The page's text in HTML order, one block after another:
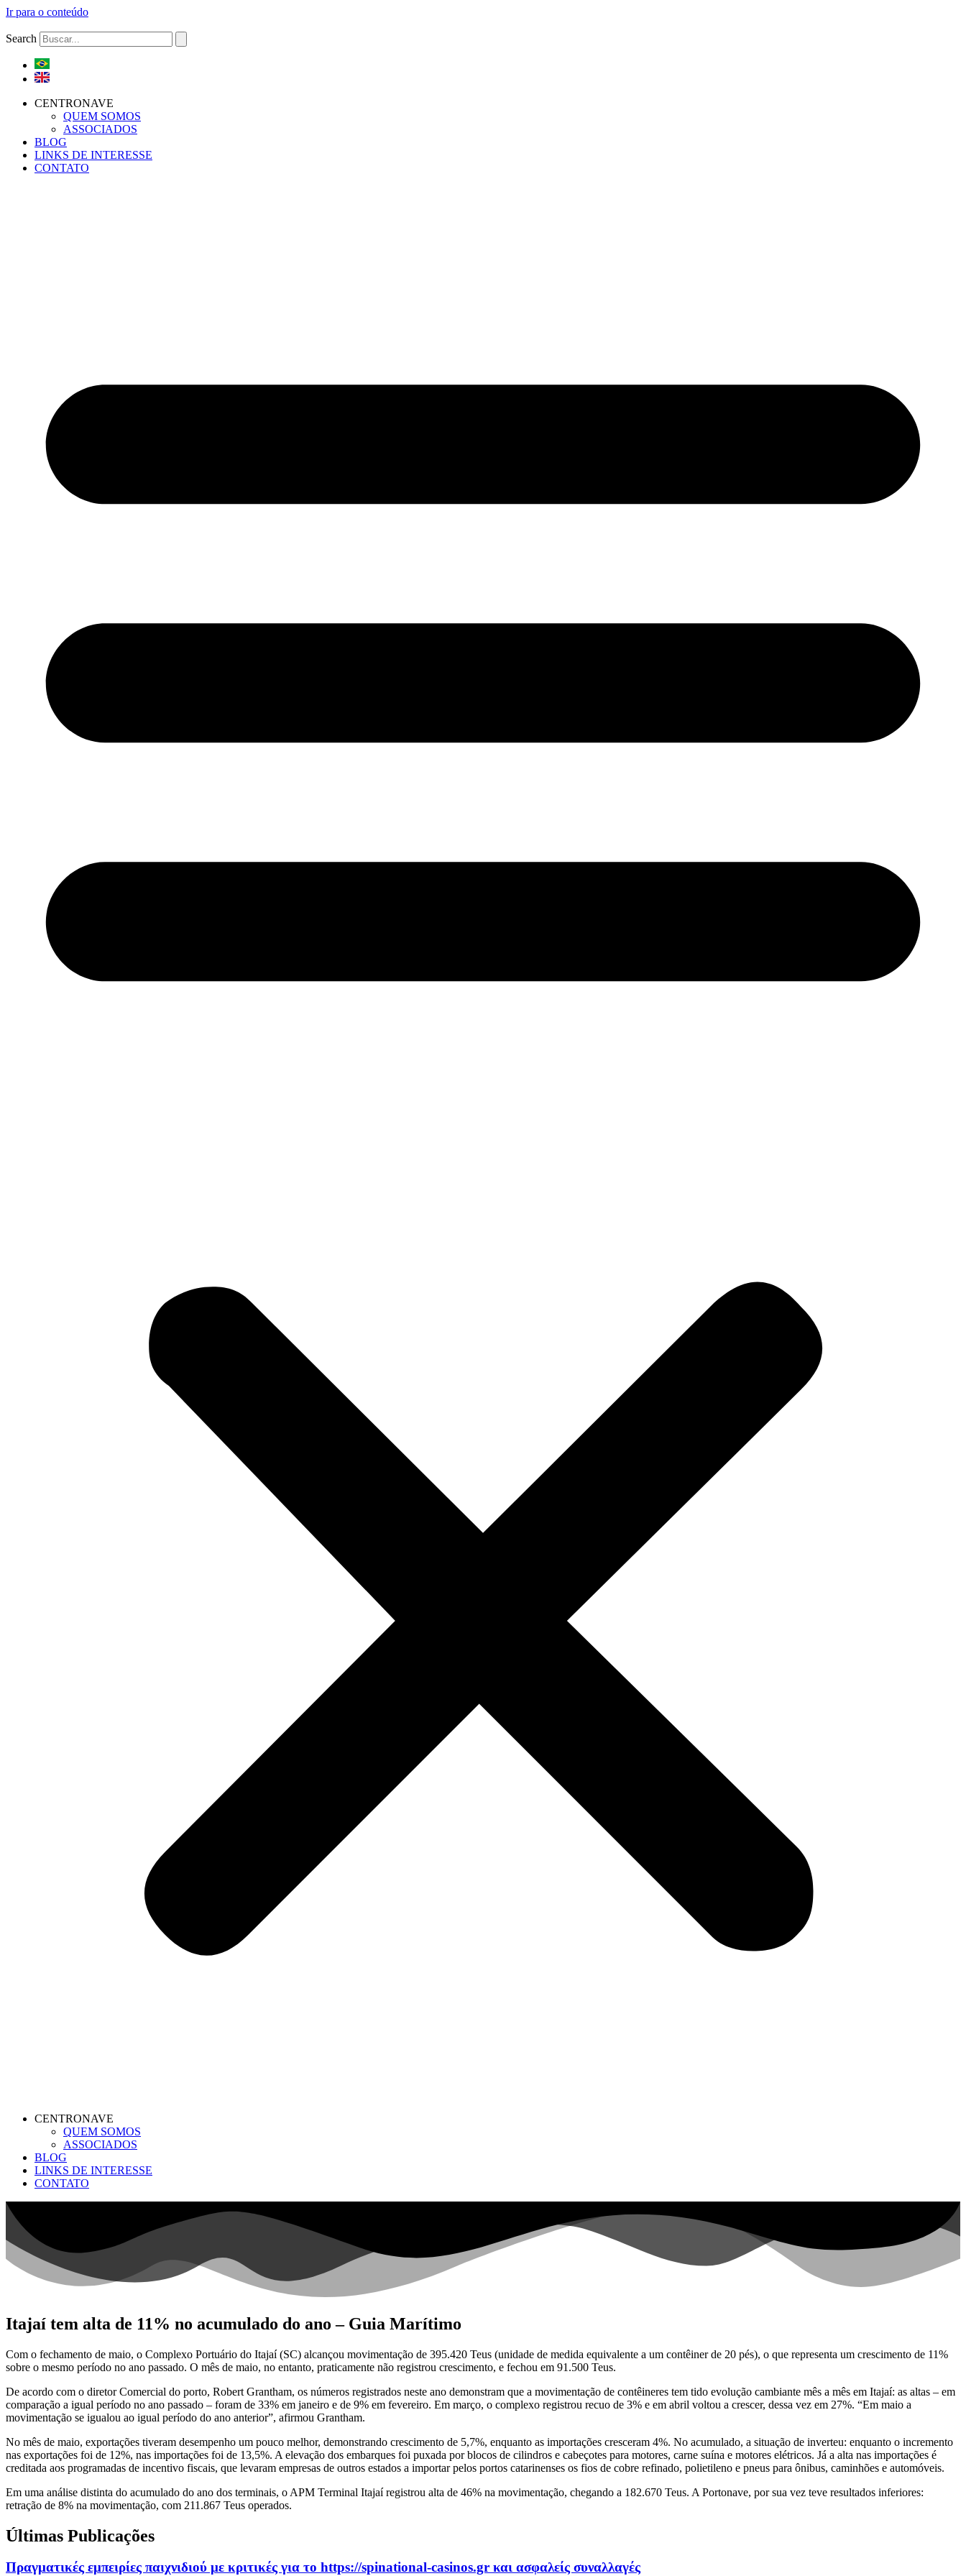
Ir para o conteúdo
Search
CENTRONAVE
QUEM SOMOS
ASSOCIADOS
BLOG
LINKS DE INTERESSE
CONTATO
CENTRONAVE
QUEM SOMOS
ASSOCIADOS
BLOG
LINKS DE INTERESSE
CONTATO
Itajaí tem alta de 11% no acumulado do ano – Guia Marítimo
Com o fechamento de maio, o Complexo Portuário do Itajaí (SC) alcançou movimentação de 395.420 Teus (unidade de medida equivalente a um contêiner de 20 pés), o que representa um crescimento de 11%
sobre o mesmo período no ano passado. O mês de maio, no entanto, praticamente não registrou crescimento, e fechou em 91.500 Teus.
De acordo com o diretor Comercial do porto, Robert Grantham, os números registrados neste ano demonstram que a movimentação de contêineres tem tido evolução cambiante mês a mês em Itajaí: as altas – em
comparação a igual período no ano passado – foram de 33% em janeiro e de 9% em fevereiro. Em março, o complexo registrou recuo de 3% e em abril voltou a crescer, dessa vez em 27%. “Em maio a
movimentação se igualou ao igual período do ano anterior”, afirmou Grantham.
No mês de maio, exportações tiveram desempenho um pouco melhor, demonstrando crescimento de 5,7%, enquanto as importações cresceram 4%. No acumulado, a situação de inverteu: enquanto o incremento
nas exportações foi de 12%, nas importações foi de 13,5%. A elevação dos embarques foi puxada por blocos de cilindros e cabeçotes para motores, carne suína e motores elétricos. Já a alta nas importações é
creditada aos programadas de incentivo fiscais, que levaram empresas de outros estados a importar pelos portos catarinenses os fios de cobre refinado, polietileno e pneus para ônibus, caminhões e automóveis.
Em uma análise distinta do acumulado do ano dos terminais, o APM Terminal Itajaí registrou alta de 46% na movimentação, chegando a 182.670 Teus. A Portonave, por sua vez teve resultados inferiores:
retração de 8% na movimentação, com 211.867 Teus operados.
Últimas Publicações
Πραγματικές εμπειρίες παιχνιδιού με κριτικές για το https://spinational-casinos.gr και ασφαλείς συναλλαγές